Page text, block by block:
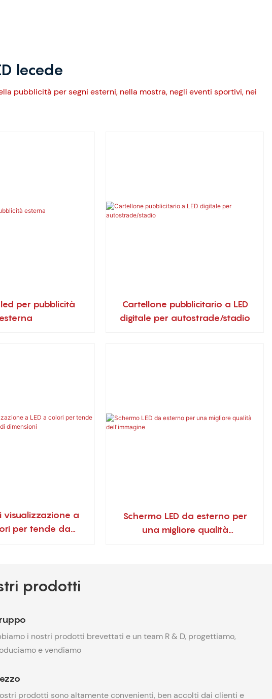
lecede
pubblicità per segni esterni, nella mostra, negli eventi sportivi, nei
per pubblicità
esterna
Cartellone pubblicitario a LED
digitale per autostrade/stadio
visualizzazione a
per tende da
Schermo LED da esterno per
una migliore qualità
prodotti
i nostri prodotti brevettati e un team R & D, progettiamo,
e vendiamo
prodotti sono altamente convenienti, ben accolti dai clienti e